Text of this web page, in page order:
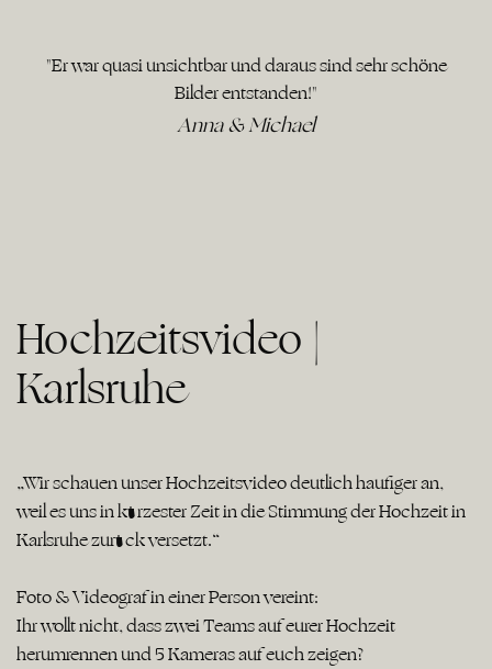
"Er war quasi unsichtbar und daraus sind sehr schöne
Bilder entstanden!"
Anna & Michael
Hochzeitsvideo |
Karlsruhe
„Wir schauen unser Hochzeitsvideo deutlich häufiger an,
weil es uns in kürzester Zeit in die Stimmung der Hochzeit in
Karlsruhe zurück versetzt.“
Foto & Videograf in einer Person vereint:
Ihr wollt nicht, dass zwei Teams auf eurer Hochzeit
herumrennen und 5 Kameras auf euch zeigen?